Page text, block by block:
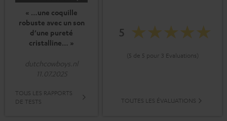
« …une coquille
robuste avec un son
d’une pureté
cristalline… »
dutchcowboys.nl
11.07.2025
TOUS LES RAPPORTS
DE TESTS
5
(5 de 5 pour 3 Evaluations)
TOUTES LES ÉVALUATIONS